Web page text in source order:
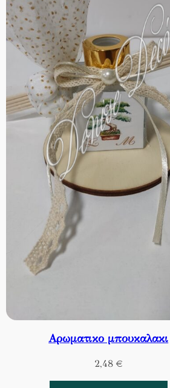
Αρωματικο μπουκαλακι
2,48 €